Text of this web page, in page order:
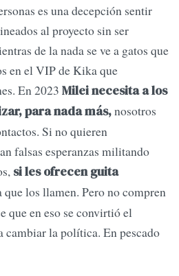
es una decepción sentir
al proyecto sin ser
de la nada se ve a gatos que
en el VIP de Kika que
En 2023 Milei necesita a los
para nada más,nosotros
Si no quieren
falsas esperanzas militando
si les ofrecen guita
que los llamen. Pero no compren
que en eso se convirtió el
cambiar la política. En pescado